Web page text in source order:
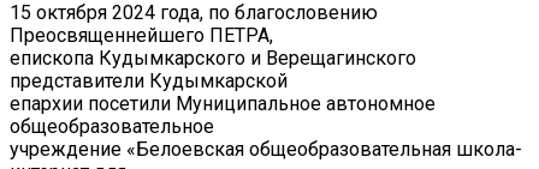
15 октября 2024 года, по благословению
Преосвященнейшего ПЕТРА,
епископа Кудымкарского и Верещагинского
представители Кудымкарской
епархии посетили Муниципальное автономное
общеобразовательное
учреждение «Белоевская общеобразовательная школа-